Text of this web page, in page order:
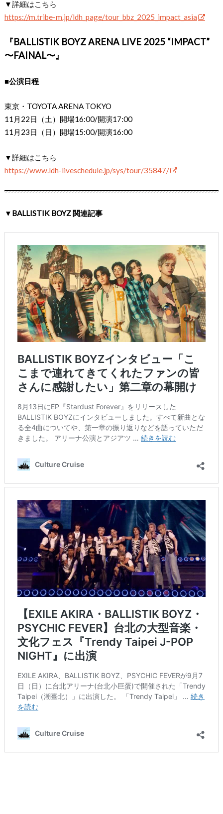
▼詳細はこちら
https://m.tribe-m.jp/ldh_page/tour_bbz_2025_impact_asia
『BALLISTIK BOYZ ARENA LIVE 2025 “IMPACT”
〜FAINAL〜』
■公演日程
東京・TOYOTA ARENA TOKYO
11月22日（土）開場16:00/開演17:00
11月23日（日）開場15:00/開演16:00
▼詳細はこちら
https://www.ldh-liveschedule.jp/sys/tour/35847/
▼BALLISTIK BOYZ 関連記事